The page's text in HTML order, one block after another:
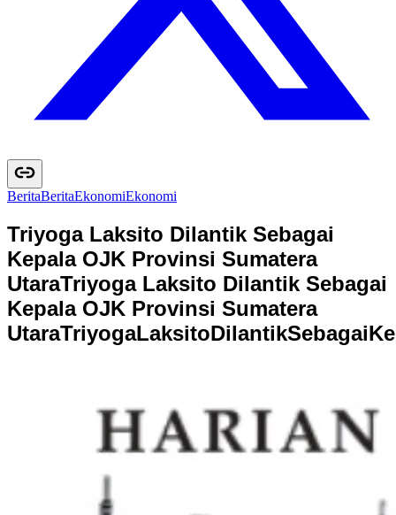
BeritaBeritaEkonomiEkonomi
Triyoga Laksito Dilantik Sebagai
Kepala OJK Provinsi Sumatera
UtaraTriyoga Laksito Dilantik Sebagai
Kepala OJK Provinsi Sumatera
UtaraTriyogaLaksitoDilantikSebagaiKe